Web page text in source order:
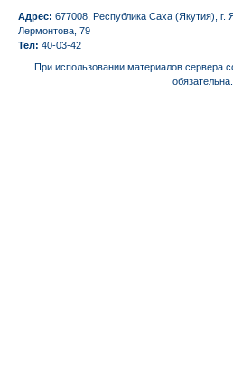
Адрес: 677008, Республика Саха (Якутия), г.
Лермонтова, 79
Тел: 40-03-42
При использовании материалов сервера
обязательна.